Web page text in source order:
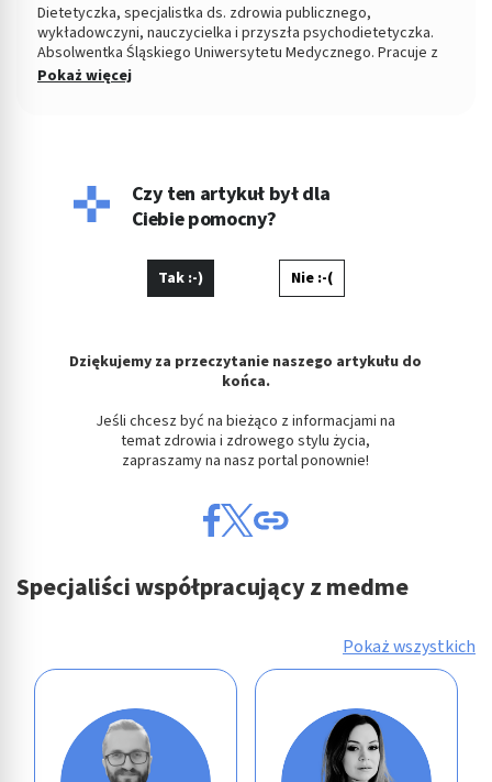
Dietetyczka, specjalistka ds. zdrowia publicznego,
wykładowczyni, nauczycielka i przyszła psychodietetyczka.
Absolwentka Śląskiego Uniwersytetu Medycznego. Pracuje z
pacjentami indywidualnymi od ponad dekady w gabinecie oraz
szczęśliwa mama Staszka.
Pokaż więcej
Czy ten artykuł był dla
Ciebie pomocny?
Tak :-) Nie :-(
Dziękujemy za przeczytanie naszego artykułu do
końca.
Jeśli chcesz być na bieżąco z informacjami na
temat zdrowia i zdrowego stylu życia,
zapraszamy na nasz portal ponownie!
Specjaliści współpracujący z medme
Pokaż wszystkich